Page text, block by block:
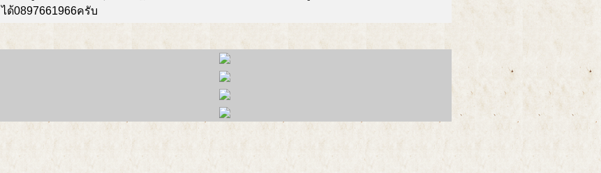
ได้0897661966ครับ